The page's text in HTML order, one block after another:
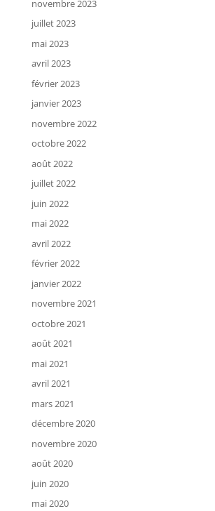
novembre 2023
juillet 2023
mai 2023
avril 2023
février 2023
janvier 2023
novembre 2022
octobre 2022
août 2022
juillet 2022
juin 2022
mai 2022
avril 2022
février 2022
janvier 2022
novembre 2021
octobre 2021
août 2021
mai 2021
avril 2021
mars 2021
décembre 2020
novembre 2020
août 2020
juin 2020
mai 2020